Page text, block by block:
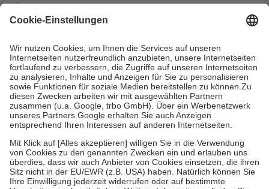
mit.
Grundsätzlich leisten Mitglieder Zuzahlungen in Höhe von zehn
höchstens zehn Euro.
Es sind jedoch nie mehr als die tatsächlichen
Kosten der Leistung zu entrichten.
Diese Regeln gelten grundsätzlich auch für Online-Apotheken.
Bei Heilmitteln und häuslicher Krankenpflege beträgt die
Zuzahlung zehn Prozent der Kosten sowie zehn Euro je
Verordnung.
Um das Engagement der Versicherten für ihre eigene Gesundheit zu
stärken und die besondere Stellung der Familie zu unterstützen,
fallenkeine Zuzahlungenan bei:
• Kindern und Jugendlichen bis zum vollendeten 18. Lebensjahr
mit Ausnahme der Fahrkosten
• Untersuchungen zur Vorsorge und Früherkennung, die von der